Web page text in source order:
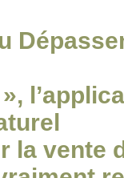
la vente